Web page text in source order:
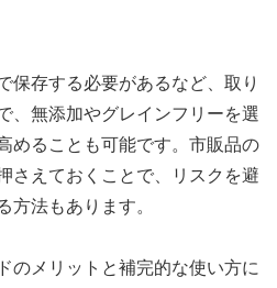
保存する必要があるなど、取り
、無添加やグレインフリーを選
めることも可能です。市販品の
さえておくことで、リスクを避
方法もあります。
のメリットと補完的な使い方に